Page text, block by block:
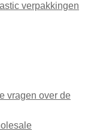
verpakkingen
vragen over de